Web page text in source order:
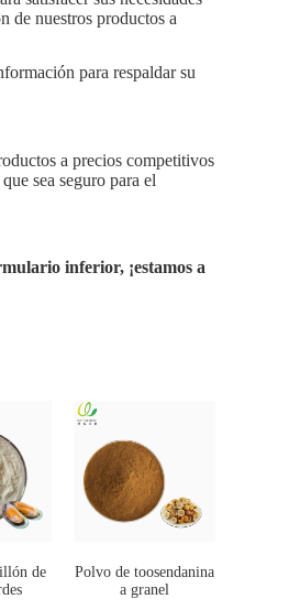
de nuestros productos a
para respaldar su
a precios competitivos
sea seguro para el
inferior, ¡estamos a
de
Polvo de toosendanina
a granel